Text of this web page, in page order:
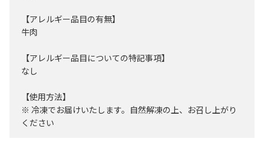
【アレルギー品目の有無】
牛肉
【アレルギー品目についての特記事項】
なし
【使用方法】
※ 冷凍でお届けいたします。自然解凍の上、お召し上がり
ください